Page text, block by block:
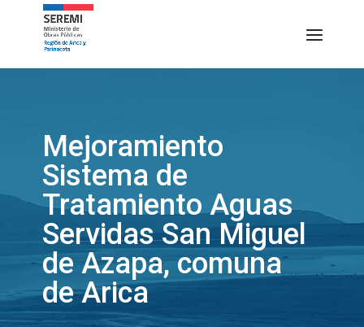
Mejoramiento
Sistema de
Tratamiento Aguas
Servidas San Miguel
de Azapa, comuna
de Arica